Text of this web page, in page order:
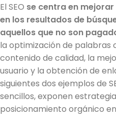
El SEO se centra en
en los resultados de
aquellos que no son
la optimización de palabras
contenido de calidad, la
usuario y la obtención de
siguientes dos ejemplos de
sencillos, exponen
posicionamiento orgánico